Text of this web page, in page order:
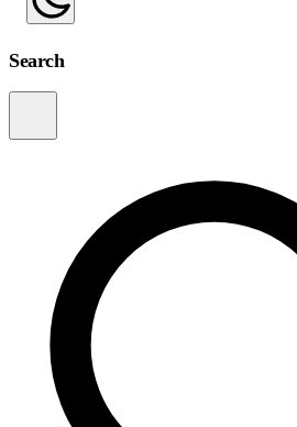
Search